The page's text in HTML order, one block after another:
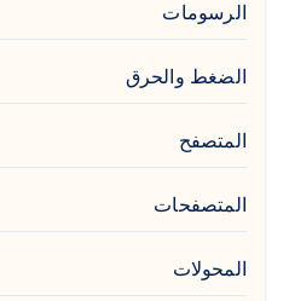
الرسومات
الضغط والحرق
المتصفح
المتصفحات
المحولات